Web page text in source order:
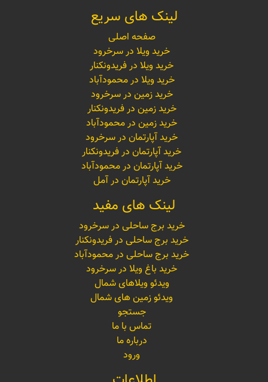
لینک های سریع
صفحه اصلی
خرید ویلا در سرخرود
خرید ویلا در فریدونکنار
خرید ویلا در محمودآباد
خرید زمین در سرخرود
خرید زمین در فریدونکنار
خرید زمین در محمودآباد
خرید آپارتمان در سرخرود
خرید آپارتمان در فریدونکنار
خرید آپارتمان در محمودآباد
خرید آپارتمان در آمل
لینک های مفید
خرید برج ساحلی در سرخرود
خرید برج ساحلی در فریدونکنار
خرید برج ساحلی در محمودآباد
خرید باغ ویلا در سرخرود
ویدئو ویلاهای شمال
ویدئو زمین های شمال
جستجو
تماس با ما
درباره ما
ورود